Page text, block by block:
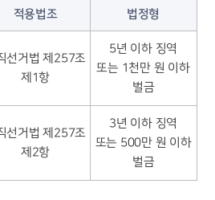
적용법조 법정형
선거법 제257조
제1항
5년 이하 징역
또는 1천만 원 이하
벌금
선거법 제257조
제2항
3년 이하 징역
또는 500만 원 이하
벌금